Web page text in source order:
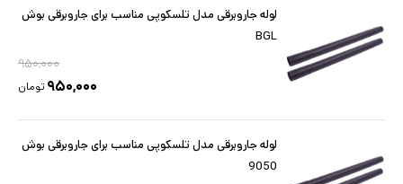
لوله جاروبرقی مدل تلسکوپی مناسب برای جاروبرقی بوش
BGL
۹۵۰,۰۰۰
۹۵۰,۰۰۰ تومان
لوله جاروبرقی مدل تلسکوپی مناسب برای جاروبرقی بوش
9050